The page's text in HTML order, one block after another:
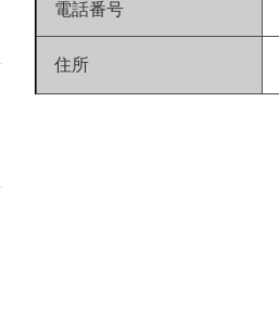
電話番号
住所